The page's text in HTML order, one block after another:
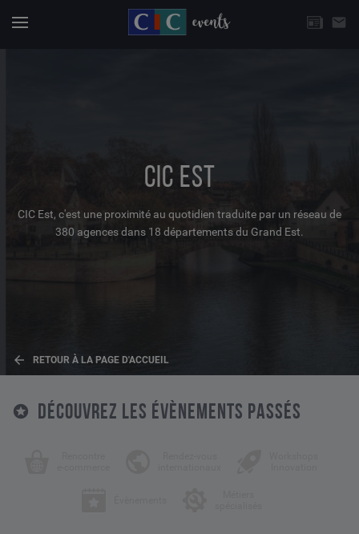
email
CHOISISSEZ UNE THÉMATIQUE
CIC EST
CIC Est, c'est une proximité au quotidien traduite par un réseau de
380 agences dans 18 départements du Grand Est.
RETOUR À LA PAGE D'ACCUEIL
DÉCOUVREZ LES ÉVÈNEMENTS PASSÉS